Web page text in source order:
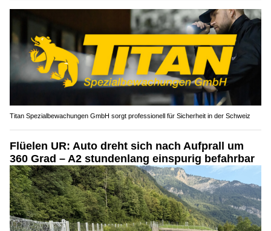
Titan Spezialbewachungen GmbH sorgt professionell für Sicherheit in der Schweiz
Flüelen UR: Auto dreht sich nach Aufprall um
360 Grad – A2 stundenlang einspurig befahrbar